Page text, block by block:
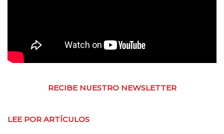
RECIBE NUESTRO NEWSLETTER
LEE POR ARTÍCULOS